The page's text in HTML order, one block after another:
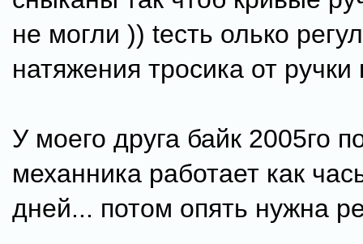
не могли )) tесть олько
натяжения тросика от ручки
У моего друга байк 2005го
механника работает как
дней... потом опять нужна